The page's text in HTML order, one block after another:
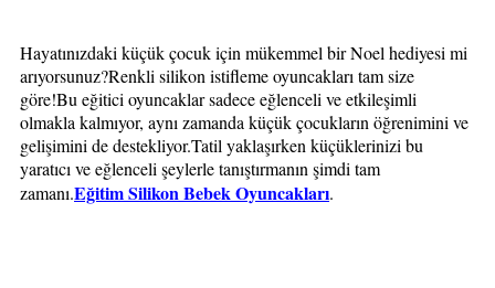
Hayatınızdaki küçük çocuk için mükemmel bir Noel hediyesi mi
arıyorsunuz?Renkli silikon istifleme oyuncakları tam size
göre!Bu eğitici oyuncaklar sadece eğlenceli ve etkileşimli
olmakla kalmıyor, aynı zamanda küçük çocukların öğrenimini ve
gelişimini de destekliyor.Tatil yaklaşırken küçüklerinizi bu
yaratıcı ve eğlenceli şeylerle tanıştırmanın şimdi tam
zamanı.Eğitim Silikon Bebek Oyuncakları.